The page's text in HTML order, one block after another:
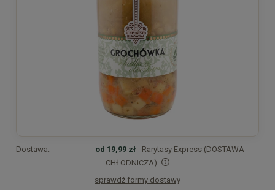
Dostawa: od 19,99 zł - Rarytasy Express (DOSTAWA
CHŁODNICZA)
Cena nie zawiera ewentualnych kosztów płatności
sprawdź formy dostawy